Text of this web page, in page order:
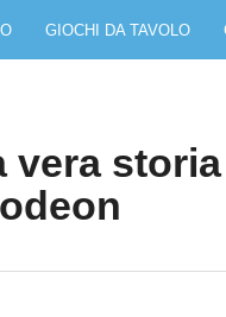
GIOCHI DA TAVOLO
vera